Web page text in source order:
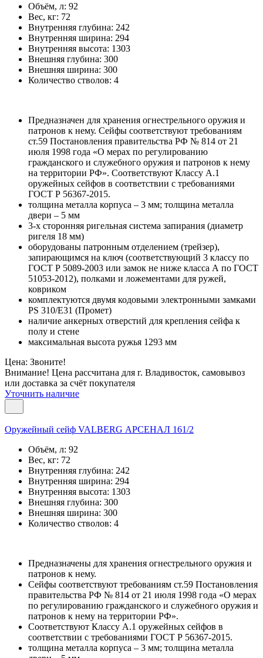
Объём, л: 92
Вес, кг: 72
Внутренняя глубина: 242
Внутренняя ширина: 294
Внутренняя высота: 1303
Внешняя глубина: 300
Внешняя ширина: 300
Количество стволов: 4
Предназначен для хранения огнестрельного оружия и
патронов к нему. Сейфы соответствуют требованиям
ст.59 Постановления правительства РФ № 814 от 21
июля 1998 года «О мерах по регулированию
гражданского и служебного оружия и патронов к нему
на территории РФ». Соответствуют Классу А.1
оружейных сейфов в соответствии с требованиями
ГОСТ Р 56367-2015.
толщина металла корпуса – 3 мм; толщина металла
двери – 5 мм
3-х сторонняя ригельная система запирания (диаметр
ригеля 18 мм)
оборудованы патронным отделением (трейзер),
запирающимся на ключ (соответствующий 3 классу по
ГОСТ Р 5089-2003 или замок не ниже класса А по ГОСТ
51053-2012), полками и ложементами для ружей,
ковриком
комплектуются двумя кодовыми электронными замками
PS 310/E31 (Промет)
наличие анкерных отверстий для крепления сейфа к
полу и стене
максимальная высота ружья 1293 мм
Цена: Звоните!
Внимание! Цена рассчитана для г. Владивосток, самовывоз
или доставка за счёт покупателя
Уточнить наличие
Оружейный сейф VALBERG АРСЕНАЛ 161/2
Объём, л: 92
Вес, кг: 72
Внутренняя глубина: 242
Внутренняя ширина: 294
Внутренняя высота: 1303
Внешняя глубина: 300
Внешняя ширина: 300
Количество стволов: 4
Предназначены для хранения огнестрельного оружия и
патронов к нему.
Сейфы соответствуют требованиям ст.59 Постановления
правительства РФ № 814 от 21 июля 1998 года «О мерах
по регулированию гражданского и служебного оружия и
патронов к нему на территории РФ».
Соответствуют Классу А.1 оружейных сейфов в
соответствии с требованиями ГОСТ Р 56367-2015.
толщина металла корпуса – 3 мм; толщина металла